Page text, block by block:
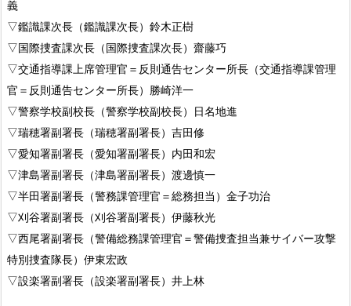
義
▽鑑識課次長（鑑識課次長）鈴木正樹
▽国際捜査課次長（国際捜査課次長）齋藤巧
▽交通指導課上席管理官＝反則通告センター所長（交通指導課管理
官＝反則通告センター所長）勝崎洋一
▽警察学校副校長（警察学校副校長）日名地進
▽瑞穂署副署長（瑞穂署副署長）吉田修
▽愛知署副署長（愛知署副署長）内田和宏
▽津島署副署長（津島署副署長）渡邊慎一
▽半田署副署長（警務課管理官＝総務担当）金子功治
▽刈谷署副署長（刈谷署副署長）伊藤秋光
▽西尾署副署長（警備総務課管理官＝警備捜査担当兼サイバー攻撃
特別捜査隊長）伊東宏政
▽設楽署副署長（設楽署副署長）井上林